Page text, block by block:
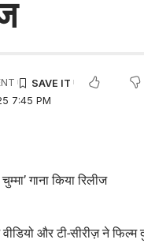
7:45 PM
और टी-सीरीज़ ने फिल्म